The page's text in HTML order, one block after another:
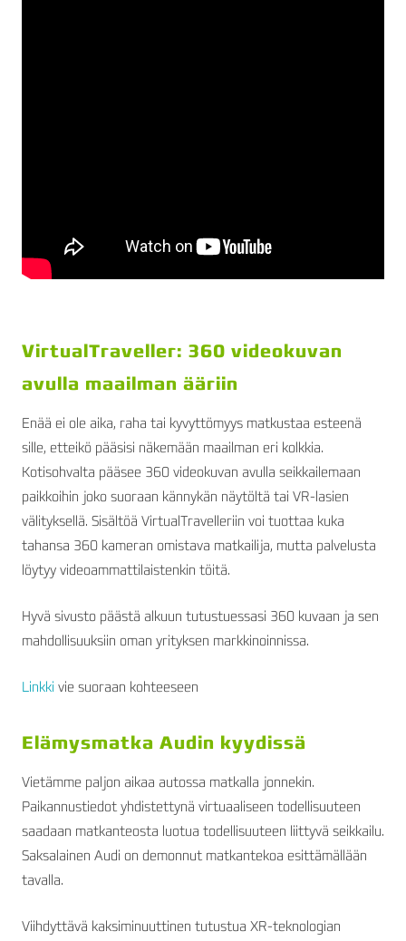
VirtualTraveller: 360 videokuvan
avulla maailman ääriin
Enää ei ole aika, raha tai kyvyttömyys matkustaa esteenä
sille, etteikö pääsisi näkemään maailman eri kolkkia.
Kotisohvalta pääsee 360 videokuvan avulla seikkailemaan
paikkoihin joko suoraan kännykän näytöltä tai VR-lasien
välityksellä. Sisältöä VirtualTravelleriin voi tuottaa kuka
tahansa 360 kameran omistava matkailija, mutta palvelusta
löytyy videoammattilaistenkin töitä.
Hyvä sivusto päästä alkuun tutustuessasi 360 kuvaan ja sen
mahdollisuuksiin oman yrityksen markkinoinnissa.
Linkki vie suoraan kohteeseen
Elämysmatka Audin kyydissä
Vietämme paljon aikaa autossa matkalla jonnekin.
Paikannustiedot yhdistettynä virtuaaliseen todellisuuteen
saadaan matkanteosta luotua todellisuuteen liittyvä seikkailu.
Saksalainen Audi on demonnut matkantekoa esittämällään
tavalla.
Viihdyttävä kaksiminuuttinen tutustua XR-teknologian